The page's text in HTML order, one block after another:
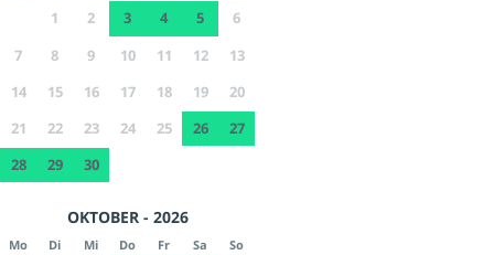
1 2 3 4 5
6
7
8 9 10 11 12
13
14
15 16 17 18 19
20
21
22 23 24 25 26
27
28
29 30
OKTOBER - 2026
Mo Di Mi Do Fr Sa So